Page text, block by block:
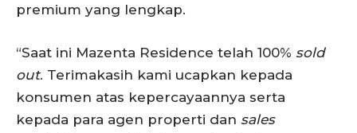
premium yang lengkap.
“Saat ini Mazenta Residence telah 100% sold
out. Terimakasih kami ucapkan kepada
konsumen atas kepercayaannya serta
kepada para agen properti dan sales